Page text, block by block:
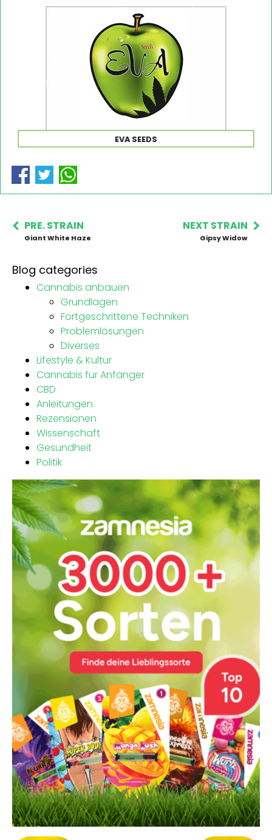
EVA SEEDS
PRE. STRAIN
Giant White Haze
NEXT STRAIN
Gipsy Widow
Blog categories
Cannabis anbauen
Grundlagen
Fortgeschrittene Techniken
Problemlösungen
Diverses
Lifestyle & Kultur
Cannabis für Anfänger
CBD
Anleitungen
Rezensionen
Wissenschaft
Gesundheit
Politik